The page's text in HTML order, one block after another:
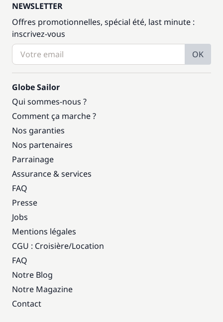
NEWSLETTER
Offres promotionnelles, spécial été, last minute :
inscrivez-vous
OK
Globe Sailor
Qui sommes-nous ?
Comment ça marche ?
Nos garanties
Nos partenaires
Parrainage
Assurance & services
FAQ
Presse
Jobs
Mentions légales
CGU : Croisière/Location
FAQ
Notre Blog
Notre Magazine
Contact